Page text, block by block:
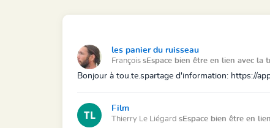
les panier du ruisseau
François sEspace bien être en lien avec la
Bonjour à tou.te.spartage d'information: https://
Film
Thierry Le Liégard sEspace bien être en